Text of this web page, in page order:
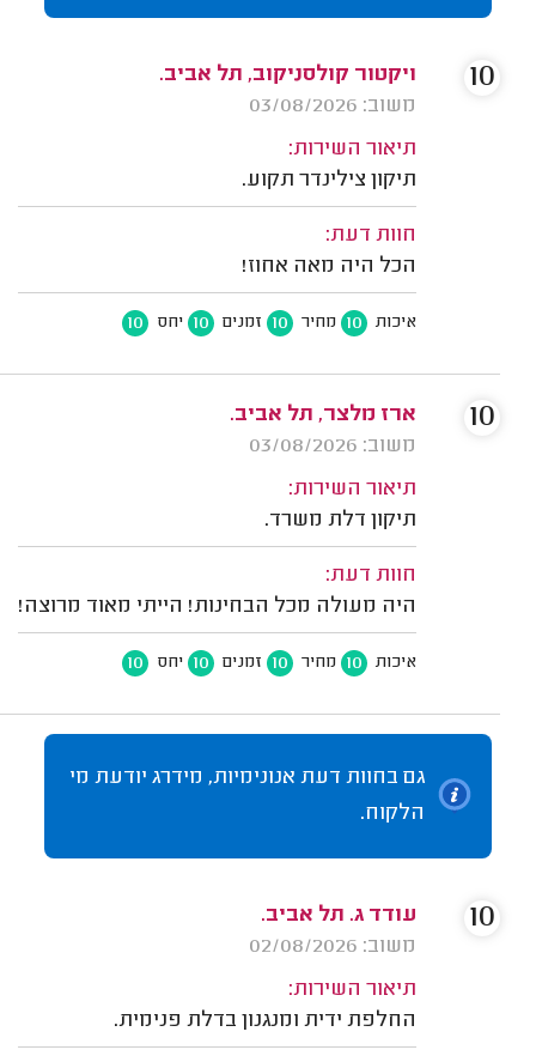
ויקטור קולסניקוב, תל אביב.
משוב: 03/08/2026
תיאור השירות:
תיקון צילינדר תקוע.
חוות דעת:
הכל היה מאה אחוז!
איכות 10 מחיר 10 זמנים 10 יחס 10
10
ארז מלצר, תל אביב.
משוב: 03/08/2026
תיאור השירות:
תיקון דלת משרד.
חוות דעת:
היה מעולה מכל הבחינות! הייתי מאוד מרוצה!
איכות 10 מחיר 10 זמנים 10 יחס 10
10
גם בחוות דעת אנונימיות, מידרג יודעת מי
הלקוח.
עודד ג. תל אביב.
משוב: 02/08/2026
תיאור השירות:
החלפת ידית ומנגנון בדלת פנימית.
10